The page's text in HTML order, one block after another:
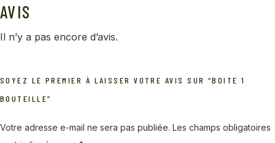
AVIS
Il n’y a pas encore d’avis.
SOYEZ LE PREMIER À LAISSER VOTRE AVIS SUR “BOITE 1
BOUTEILLE”
Votre adresse e-mail ne sera pas publiée. Les champs obligatoires